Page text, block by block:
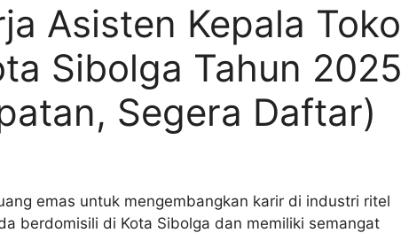
Asisten Kepala Toko
Sibolga Tahun 2025
Segera Daftar)
emas untuk mengembangkan karir di industri ritel
berdomisili di Kota Sibolga dan memiliki semangat